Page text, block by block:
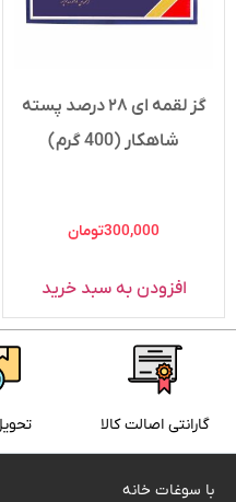
گز لقمه ای ۲۸ درصد پسته
شاهکار (400 گرم)
300,000تومان
افزودن به سبد خرید
گارانتی اصالت کالا
با سوغات خانه